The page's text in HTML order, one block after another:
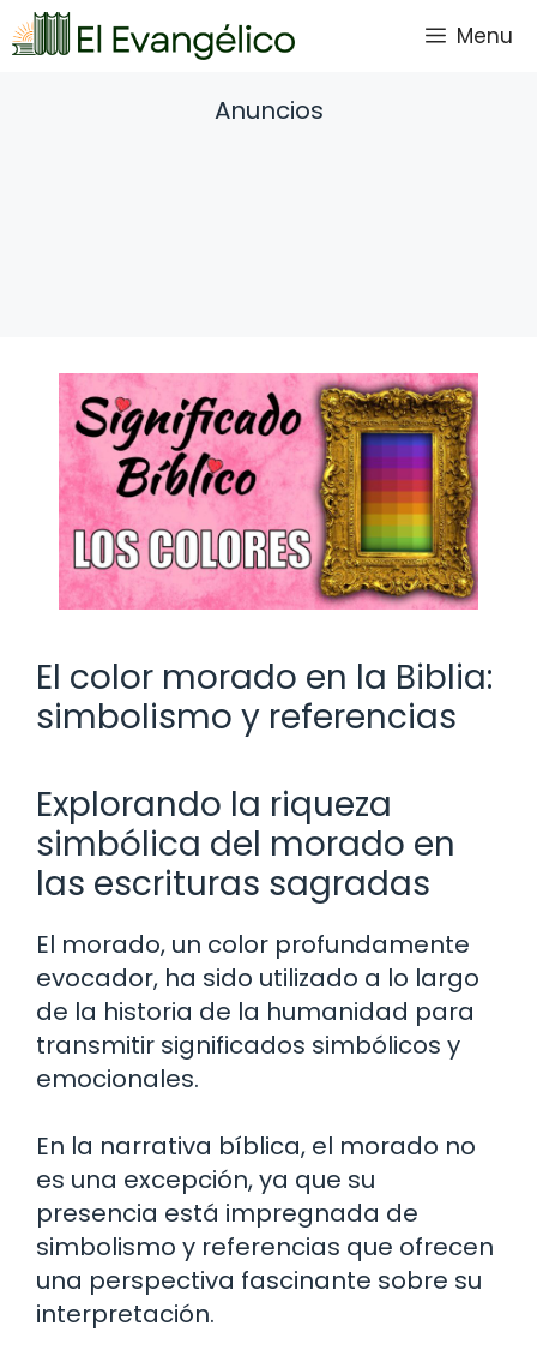
Saltar
al
Menu
Anuncios
El color morado en la Biblia:
simbolismo y referencias
Explorando la riqueza
simbólica del morado en
las escrituras sagradas
El morado, un color profundamente
evocador, ha sido utilizado a lo largo
de la historia de la humanidad para
transmitir significados simbólicos y
emocionales.
En la narrativa bíblica, el morado no
es una excepción, ya que su
presencia está impregnada de
simbolismo y referencias que ofrecen
una perspectiva fascinante sobre su
interpretación.